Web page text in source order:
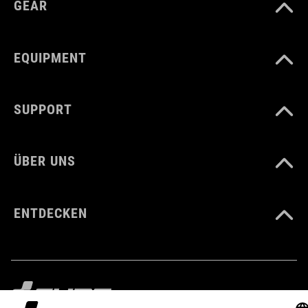
GEAR
EQUIPMENT
SUPPORT
ÜBER UNS
ENTDECKEN